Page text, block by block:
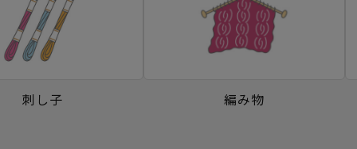
刺し子 編み物